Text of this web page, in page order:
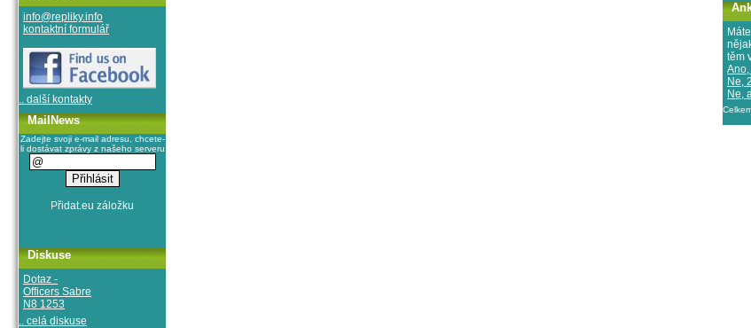
info@repliky.info
kontaktní formulář
.. další kontakty
MailNews
Zadejte svoji e-mail adresu, chcete-
li dostávat zprávy z našeho serveru
Diskuse
Dotaz -
Officers Sabre
N8 1253
.. celá diskuse
těm
Ne,
Ne,